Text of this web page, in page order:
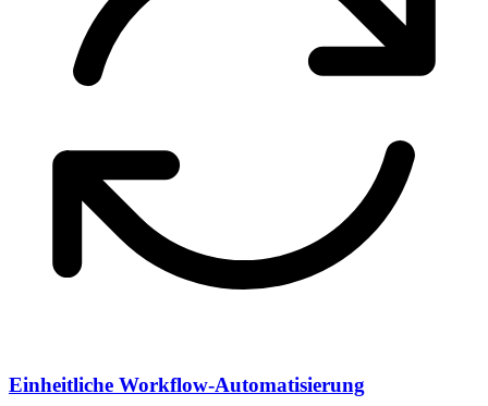
Einheitliche Workflow-Automatisierung